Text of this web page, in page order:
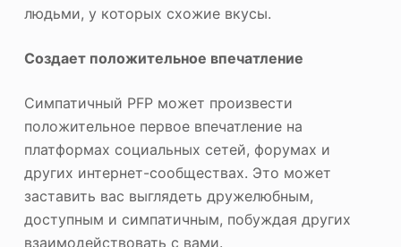
людьми, у которых схожие вкусы.
Создает положительное впечатление
Симпатичный PFP может произвести
положительное первое впечатление на
платформах социальных сетей, форумах и
других интернет-сообществах. Это может
заставить вас выглядеть дружелюбным,
доступным и симпатичным, побуждая других
взаимодействовать с вами.